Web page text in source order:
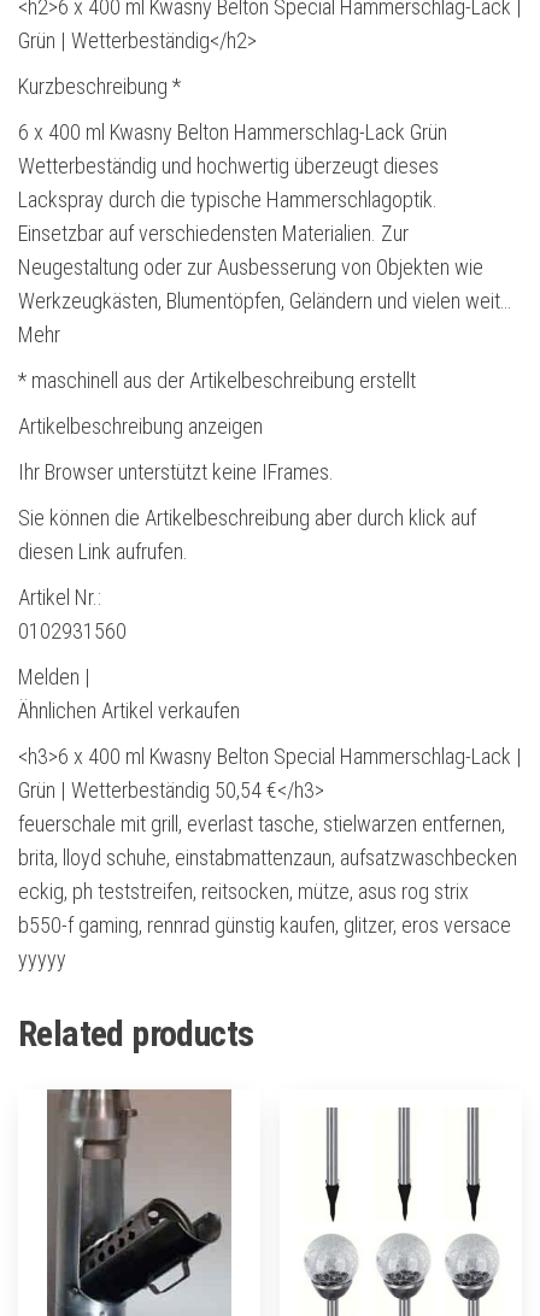
<h2>6 x 400 ml Kwasny Belton Special Hammerschlag-Lack |
Grün | Wetterbeständig</h2>
Kurzbeschreibung *
6 x 400 ml Kwasny Belton Hammerschlag-Lack Grün
Wetterbeständig und hochwertig überzeugt dieses
Lackspray durch die typische Hammerschlagoptik.
Einsetzbar auf verschiedensten Materialien. Zur
Neugestaltung oder zur Ausbesserung von Objekten wie
Werkzeugkästen, Blumentöpfen, Geländern und vielen weit…
Mehr
* maschinell aus der Artikelbeschreibung erstellt
Artikelbeschreibung anzeigen
Ihr Browser unterstützt keine IFrames.
Sie können die Artikelbeschreibung aber durch klick auf
diesen Link aufrufen.
Artikel Nr.:
0102931560
Melden |
Ähnlichen Artikel verkaufen
<h3>6 x 400 ml Kwasny Belton Special Hammerschlag-Lack |
Grün | Wetterbeständig 50,54 €</h3>
feuerschale mit grill, everlast tasche, stielwarzen entfernen,
brita, lloyd schuhe, einstabmattenzaun, aufsatzwaschbecken
eckig, ph teststreifen, reitsocken, mütze, asus rog strix
b550-f gaming, rennrad günstig kaufen, glitzer, eros versace
yyyyy
Related products